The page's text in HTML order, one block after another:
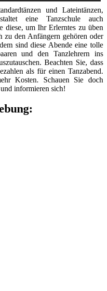
und Lateintänzen,
eine Tanzschule auch
diese, um Ihr Erlerntes zu üben
zu den Anfängern gehören oder
sind diese Abende eine tolle
und den Tanzlehrern ins
Beachten Sie, dass
als für einen Tanzabend.
Kosten. Schauen Sie doch
informieren sich!